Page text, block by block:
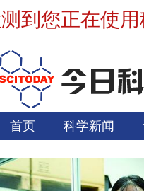
到您正在使
首页 科学新闻